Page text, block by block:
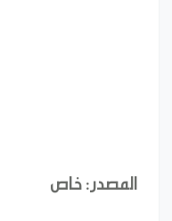
المصدر: خاص